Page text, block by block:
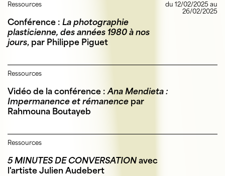
Ressources
Conférence : La photographie
plasticienne, des années 1980 à nos
jours, par Philippe Piguet
du 12/02/2025 au
26/02/2025
Ressources
Vidéo de la conférence :Ana Mendieta :
Impermanence et rémanence par
Rahmouna Boutayeb
Ressources
5 MINUTES DE CONVERSATION avec
l'artiste Julien Audebert